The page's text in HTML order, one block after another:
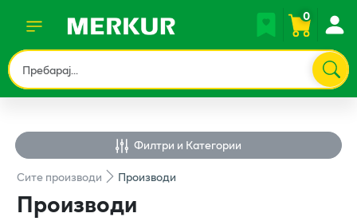
0
Филтри и Категории
Ситепроизводи Производи
Производи